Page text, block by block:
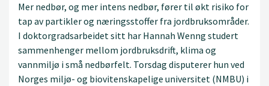
Mer nedbør, og mer intens nedbør, fører til økt risiko for
tap av partikler og næringsstoffer fra jordbruksområder.
I doktorgradsarbeidet sitt har Hannah Wenng studert
sammenhenger mellom jordbruksdrift, klima og
vannmiljø i små nedbørfelt. Torsdag disputerer hun ved
Norges miljø- og biovitenskapelige universitet (NMBU) i